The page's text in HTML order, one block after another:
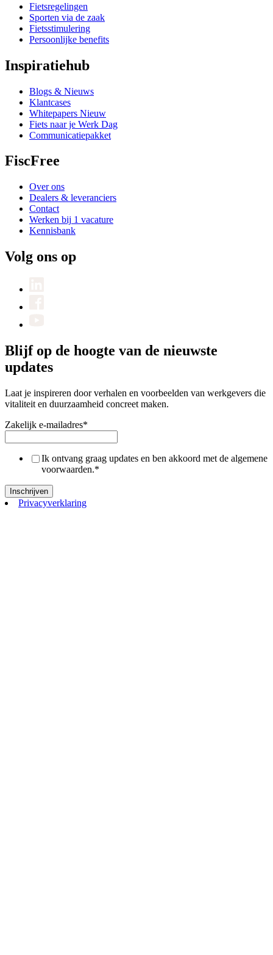
Fietsregelingen
Sporten via de zaak
Fietsstimulering
Persoonlijke benefits
Inspiratiehub
Blogs & Nieuws
Klantcases
Whitepapers Nieuw
Fiets naar je Werk Dag
Communicatiepakket
FiscFree
Over ons
Dealers & leveranciers
Contact
Werken bij 1 vacature
Kennisbank
Volg ons op
Blijf op de hoogte van de nieuwste
updates
Laat je inspireren door verhalen en voorbeelden van werkgevers die
vitaliteit en duurzaamheid concreet maken.
Zakelijk e-mailadres*
Ik ontvang graag updates en ben akkoord met de algemene
voorwaarden.*
Privacyverklaring